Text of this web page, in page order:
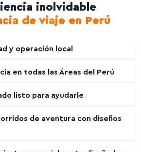
inolvidable
de viaje en Perú
y operación local
en todas las Áreas del Perú
listo para ayudarle
de aventura con diseños